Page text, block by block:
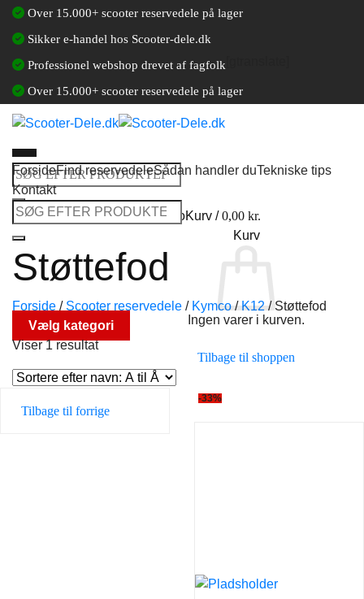
Fortsæt
indhold
Over 15.000+ scooter reservedele på lager
Sikker e-handel hos Scooter-dele.dk
Professionel webshop drevet af fagfolk
Over 15.000+ scooter reservedele på lager
Søg
efter:
Log ind / Opret en kundekontoKurv /0,00 kr.
Kurv
Ingen varer i kurven.
Tilbage til shoppen
ForsideFind reservedeleSådan handler duTekniske tips
Kontakt
Søg
efter:
Støttefod
Forside / Scooter reservedele / Kymco / K12 /Støttefod
Vælg kategori
Viser 1 resultat
Tilbage til forrige
-33%